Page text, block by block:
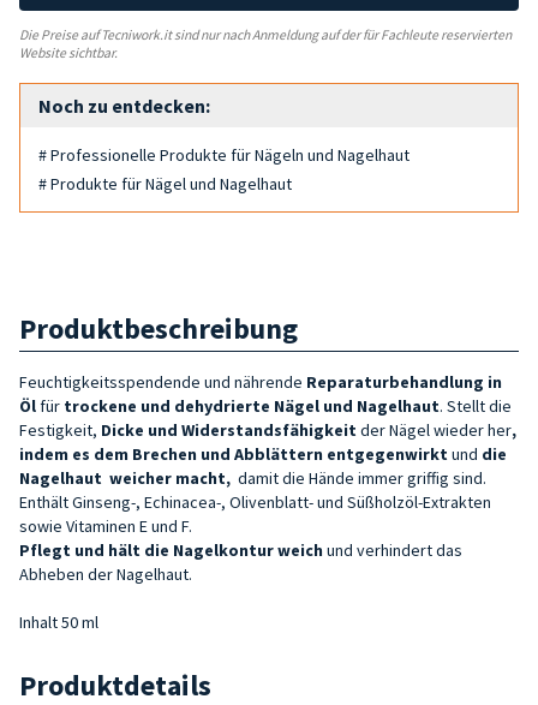
Die Preise auf Tecniwork.it sind nur nach Anmeldung auf der für Fachleute reservierten
Website sichtbar.
Noch zu entdecken:
# Professionelle Produkte für Nägeln und Nagelhaut
# Produkte für Nägel und Nagelhaut
Produktbeschreibung
Feuchtigkeitsspendende und nährende Reparaturbehandlung in
Öl für trockene und dehydrierte Nägel und Nagelhaut. Stellt die
Festigkeit, Dicke und Widerstandsfähigkeit der Nägel wieder her,
indem es dem Brechen und Abblättern entgegenwirkt und die
Nagelhaut weicher macht, damit die Hände immer griffig sind.
Enthält Ginseng-, Echinacea-, Olivenblatt- und Süßholzöl-Extrakten
sowie Vitaminen E und F.
Pflegt und hält die Nagelkontur weich und verhindert das
Abheben der Nagelhaut.
Inhalt 50 ml
Produktdetails